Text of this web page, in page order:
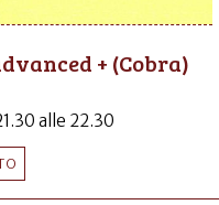
+ (Cobra)
alle 22.30